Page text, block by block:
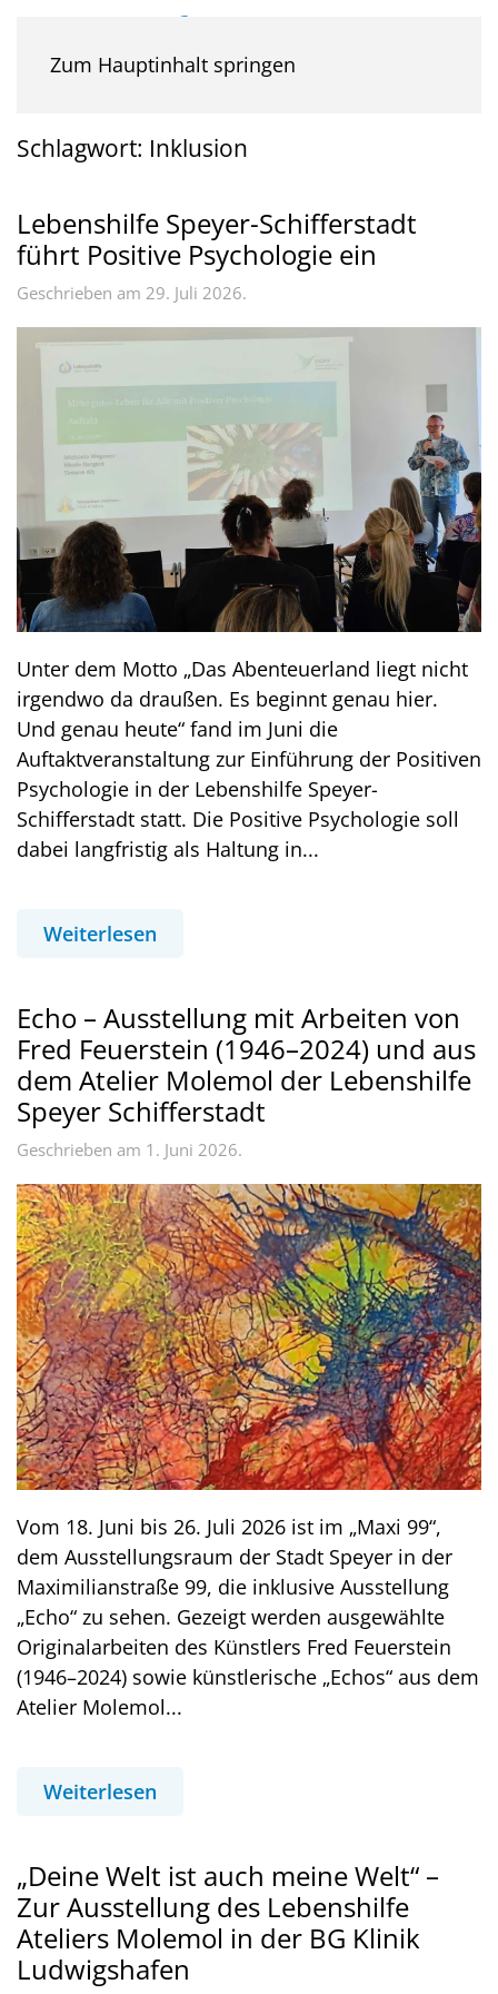
Zum Hauptinhalt springen
Schlagwort: Inklusion
Lebenshilfe Speyer-Schifferstadt
führt Positive Psychologie ein
Geschrieben am 29. Juli 2026.
Unter dem Motto „Das Abenteuerland liegt nicht
irgendwo da draußen. Es beginnt genau hier.
Und genau heute“ fand im Juni die
Auftaktveranstaltung zur Einführung der Positiven
Psychologie in der Lebenshilfe Speyer-
Schifferstadt statt. Die Positive Psychologie soll
dabei langfristig als Haltung in...
Weiterlesen
Echo – Ausstellung mit Arbeiten von
Fred Feuerstein (1946–2024) und aus
dem Atelier Molemol der Lebenshilfe
Speyer Schifferstadt
Geschrieben am 1. Juni 2026.
Vom 18. Juni bis 26. Juli 2026 ist im „Maxi 99“,
dem Ausstellungsraum der Stadt Speyer in der
Maximilianstraße 99, die inklusive Ausstellung
„Echo“ zu sehen. Gezeigt werden ausgewählte
Originalarbeiten des Künstlers Fred Feuerstein
(1946–2024) sowie künstlerische „Echos“ aus dem
Atelier Molemol...
Weiterlesen
„Deine Welt ist auch meine Welt“ –
Zur Ausstellung des Lebenshilfe
Ateliers Molemol in der BG Klinik
Ludwigshafen